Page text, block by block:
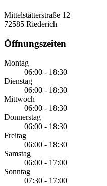
Mittelstätterstraße 12
72585 Riederich
Öffnungszeiten
Montag
06:00 - 18:30
Dienstag
06:00 - 18:30
Mittwoch
06:00 - 18:30
Donnerstag
06:00 - 18:30
Freitag
06:00 - 18:30
Samstag
06:00 - 17:00
Sonntag
07:30 - 17:00